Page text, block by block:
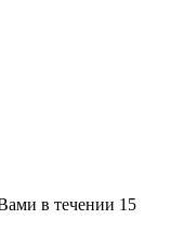
в течении 15